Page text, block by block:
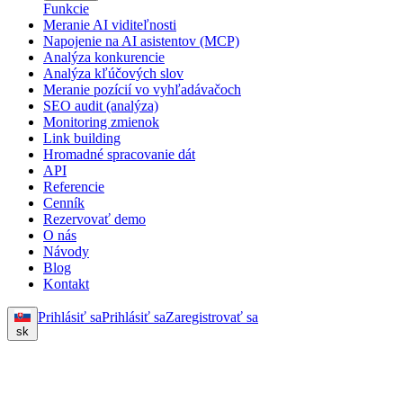
Funkcie
Meranie AI viditeľnosti
Napojenie na AI asistentov (MCP)
Analýza konkurencie
Analýza kľúčových slov
Meranie pozícií vo vyhľadávačoch
SEO audit (analýza)
Monitoring zmienok
Link building
Hromadné spracovanie dát
API
Referencie
Cenník
Rezervovať demo
O nás
Návody
Blog
Kontakt
sk
Prihlásiť saPrihlásiť saZaregistrovať sa